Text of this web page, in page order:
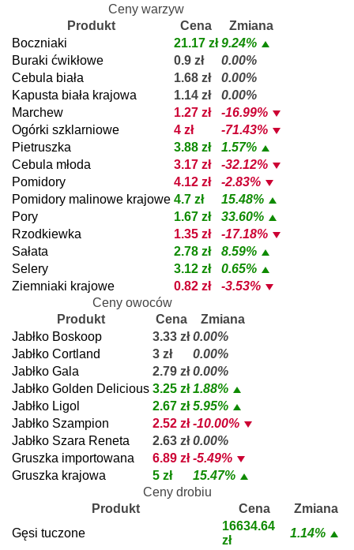
Ceny warzyw
Produkt
Cena
Zmiana
Boczniaki
21.17 zł 9.24%
Buraki ćwikłowe
0.9 zł
0.00%
Cebula biała
1.68 zł
0.00%
Kapusta biała krajowa
1.14 zł
0.00%
Marchew
1.27 zł
-16.99%
Ogórki szklarniowe
4 zł
-71.43%
Pietruszka
3.88 zł
1.57%
Cebula młoda
3.17 zł
-32.12%
Pomidory
4.12 zł
-2.83%
Pomidory malinowe krajowe 4.7 zł
15.48%
Pory
1.67 zł
33.60%
Rzodkiewka
1.35 zł
-17.18%
Sałata
2.78 zł
8.59%
Selery
3.12 zł
0.65%
Ziemniaki krajowe
0.82 zł
-3.53%
Ceny owoców
Produkt
Cena
Zmiana
Jabłko Boskoop
3.33 zł 0.00%
Jabłko Cortland
3 zł
0.00%
Jabłko Gala
2.79 zł 0.00%
Jabłko Golden Delicious 3.25 zł 1.88%
Jabłko Ligol
2.67 zł 5.95%
Jabłko Szampion
2.52 zł -10.00%
Jabłko Szara Reneta
2.63 zł 0.00%
Gruszka importowana
6.89 zł -5.49%
Gruszka krajowa
5 zł
15.47%
Ceny drobiu
Produkt
Cena
Zmiana
Gęsi tuczone
16634.64
zł
1.14%